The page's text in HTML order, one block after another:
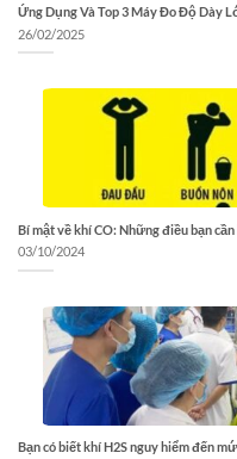
Ứng Dụng Và Top 3 Máy Đo Độ Dày
26/02/2025
Bí mật về khí CO: Những điều bạn
03/10/2024
Bạn có biết khí H2S nguy hiểm đến